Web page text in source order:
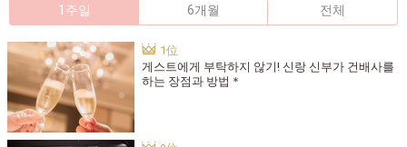
1주일 6개월 전체
게스트에게 부탁하지 않기! 신랑 신부가 건배사를
하는 장점과 방법＊